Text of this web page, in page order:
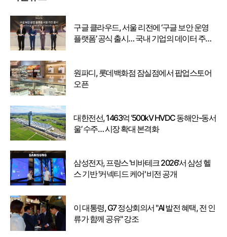
구글 클라우드, 서울 리전에 ‘구글 보안 운영
플랫폼’ 공식 출시… 국내 기업의 데이터 주권
원파디, 롯데백화점 잠실점에서 팝업스토어
오픈
대한전선, 1463억 ‘500kV HVDC 동해안-동서
울’ 수주… 시장 확대 본격화
삼성전자, 프랑스 '비바테크 2026'서 삼성 헬
스 기반 '커넥티드 케어' 비전 공개
이 대통령, G7 정상회의서 "AI 발전 혜택, 전 인
류가 함께 공유" 강조